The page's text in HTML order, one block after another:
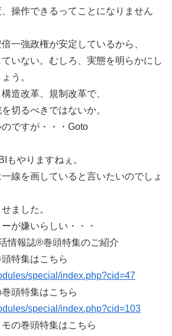
操作できるってことになりません
一強政権が安定しているから、
いない。むしろ、実態を明らかにし
う。
造改革、規制改革で、
切るべきではないか。
ですが・・・Goto
もやりますねぇ。
線を画していると言いたいのでしょ
ました。
が嫌いらしい・・・
情報誌®巻頭特集のご紹介
特集はこちら
special/index.php?cid=47
頭特集はこちら
special/index.php?cid=103
の巻頭特集はこちら